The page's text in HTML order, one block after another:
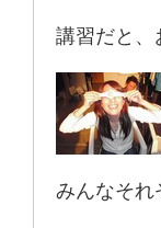
講習だと
みんなそれ